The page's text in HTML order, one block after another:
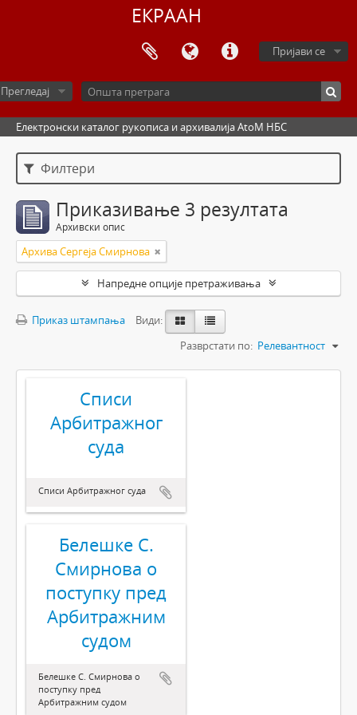
ЕКРААН
Пријави се
Прегледај
Електронски каталог рукописа и архивалија AtoM НБС
Филтери
Приказивање 3 резултата
Архивски опис
Архива Сергеја Смирнова
Напредне опције претраживања
Приказ штампања
Види:
Разврстати по: Релевантност
Списи
Арбитражног
суда
Списи Арбитражног суда
Белешке С.
Смирнова о
поступку пред
Арбитражним
судом
Белешке С. Смирнова о
поступку пред
Арбитражним судом